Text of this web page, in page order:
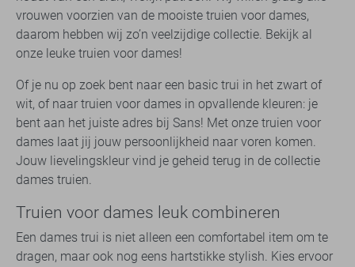
vrouwen voorzien van de mooiste truien voor dames,
daarom hebben wij zo’n veelzijdige collectie. Bekijk al
onze leuke truien voor dames!
Of je nu op zoek bent naar een basic trui in het zwart of
wit, of naar truien voor dames in opvallende kleuren: je
bent aan het juiste adres bij Sans! Met onze truien voor
dames laat jij jouw persoonlijkheid naar voren komen.
Jouw lievelingskleur vind je geheid terug in de collectie
dames truien.
Truien voor dames leuk combineren
Een dames trui is niet alleen een comfortabel item om te
dragen, maar ook nog eens hartstikke stylish. Kies ervoor